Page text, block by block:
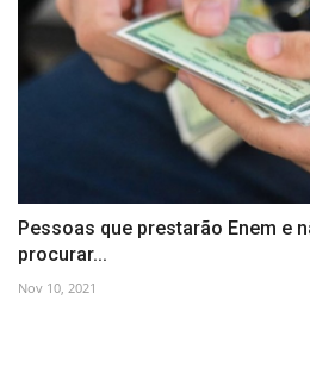
Pessoas que prestarão Enem e
procurar...
Nov 10, 2021